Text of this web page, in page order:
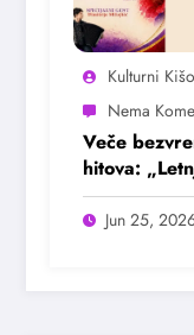
Kulturni
Veče
hitova:
evergrin“ u
omladine
Jun 25,